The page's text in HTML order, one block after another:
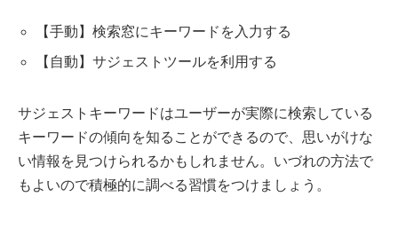
【手動】検索窓にキーワードを入力する
【自動】サジェストツールを利用する
サジェストキーワードはユーザーが実際に検索している
キーワードの傾向を知ることができるので、思いがけな
い情報を見つけられるかもしれません。いづれの方法で
もよいので積極的に調べる習慣をつけましょう。